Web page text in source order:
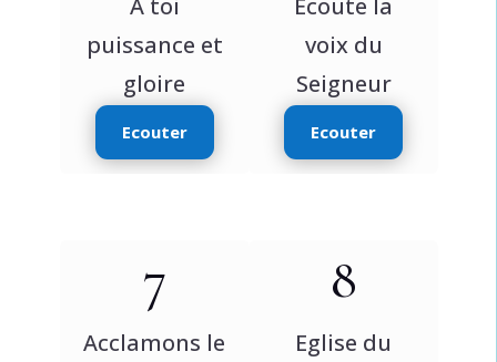
A toi
puissance et
gloire
Ecouter
Ecoute la
voix du
Seigneur
Ecouter
7
Acclamons le
8
Eglise du